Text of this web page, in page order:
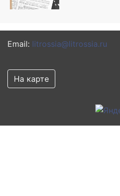
Email: litrossia@litrossia.ru
На карте